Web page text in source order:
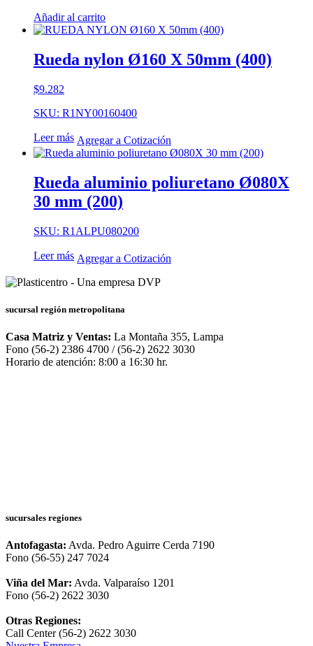
Añadir al carrito
Rueda nylon Ø160 X 50mm (400)
$9.282
SKU: R1NY00160400
Leer más Agregar a Cotización
Rueda aluminio poliuretano Ø080X
30 mm (200)
SKU: R1ALPU080200
Leer más Agregar a Cotización
sucursal región metropolitana
Casa Matriz y Ventas: La Montaña 355, Lampa
Fono (56-2) 2386 4700 / (56-2) 2622 3030
Horario de atención: 8:00 a 16:30 hr.
sucursales regiones
Antofagasta: Avda. Pedro Aguirre Cerda 7190
Fono (56-55) 247 7024
Viña del Mar: Avda. Valparaíso 1201
Fono (56-2) 2622 3030
Otras Regiones:
Call Center (56-2) 2622 3030